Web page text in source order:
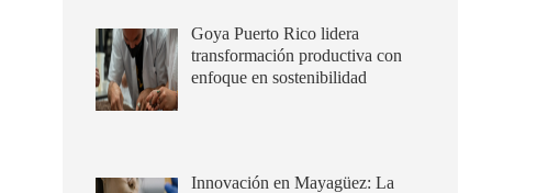
Goya Puerto Rico lidera
transformación productiva con
enfoque en sostenibilidad
Innovación en Mayagüez: La